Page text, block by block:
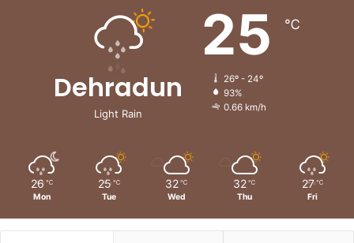
Dehradun
Light Rain
25 ℃
26º - 24º
93%
0.66 km/h
26 ℃
Mon
25 ℃
Tue
32 ℃
Wed
32 ℃
Thu
27 ℃
Fri